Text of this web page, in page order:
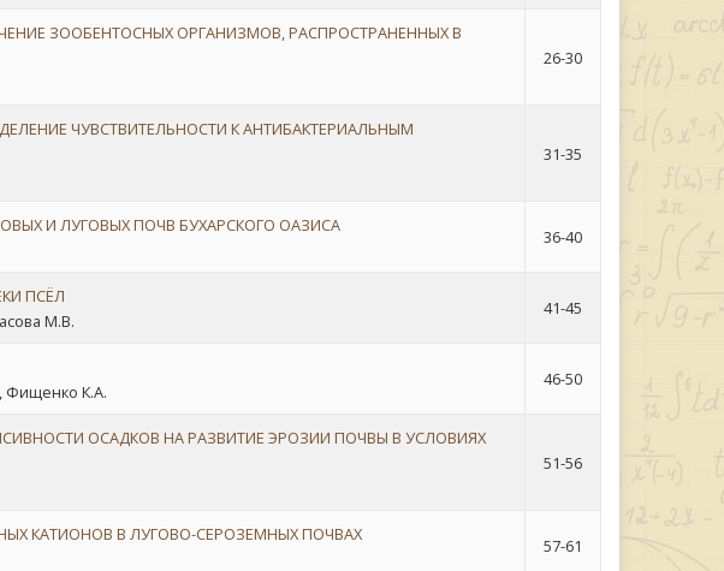
ЗООБЕНТОСНЫХ ОРГАНИЗМОВ, РАСПРОСТРАНЕННЫХ В
26-30
ЧУВСТВИТЕЛЬНОСТИ К АНТИБАКТЕРИАЛЬНЫМ
31-35
И ЛУГОВЫХ ПОЧВ БУХАРСКОГО ОАЗИСА
36-40
ПСЁЛ
М.В.
41-45
Фищенко К.А.
46-50
ОСАДКОВ НА РАЗВИТИЕ ЭРОЗИИ ПОЧВЫ В УСЛОВИЯХ
51-56
КАТИОНОВ В ЛУГОВО-СЕРОЗЕМНЫХ ПОЧВАХ
57-61